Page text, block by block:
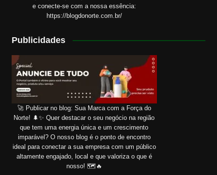
e conecte-se com a nossa essência:
https://blogdonorte.com.br/
Publicidades
🚀 Publicar no blog: Sua Marca com a Força do
Norte! 🌲✨ Quer destacar o seu negócio na região
que tem uma energia única e um crescimento
imparável? O nosso blog é o ponto de encontro
ideal para conectar a sua empresa com um público
altamente engajado, local e que valoriza o que é
nosso! 🗺️🔥